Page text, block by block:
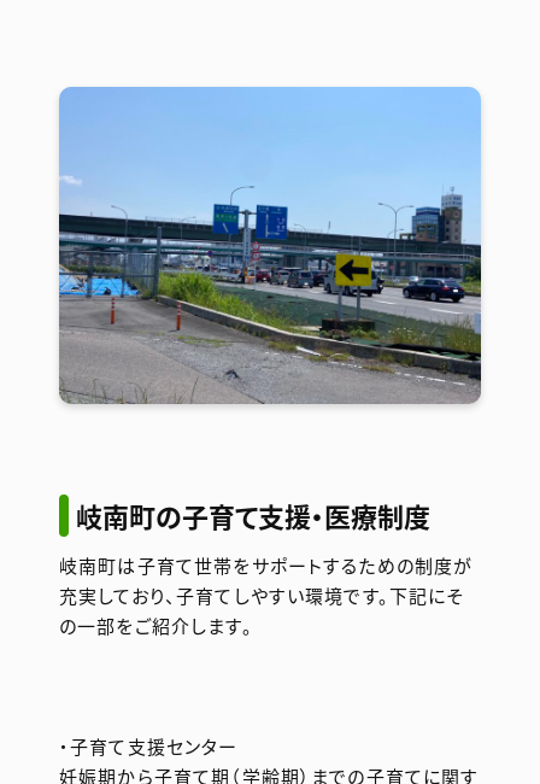
岐南町の子育て支援・医療制度
岐南町は子育て世帯をサポートするための制度が
充実しており、子育てしやすい環境です。下記にそ
の一部をご紹介します。
・子育て支援センター
妊娠期から子育て期（学齢期）までの子育てに関す